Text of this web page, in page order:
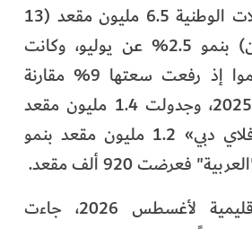
وبلغت حصة الناقلات الوطنية 6.5 مليون مقعد (13
مليوناً في الاتجاهين) بنمو 2.5% عن يوليو، وكانت
"الاتحاد" الأسرع نموا إذ رفعت سعتها 9% مقارنة
بالفترة نفسها من 2025، وجدولت 1.4 مليون مقعد
مغادر، وجدولت «فلاي دبي» 1.2 مليون مقعد بنمو
وبين الناقلات الإقليمية لأغسطس 2026، جاءت